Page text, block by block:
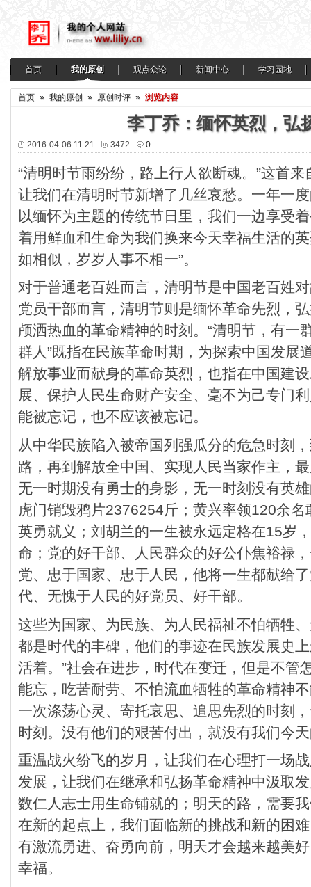
首页 我的原创 观点众论 新闻中心 学习园地
首页 » 我的原创 » 原创时评 » 浏览内容
李丁乔：缅怀英烈，弘
2016-04-06 11:21 3472 0
“清明时节雨纷纷，路上行人欲断魂。”这首
让我们在清明时节新增了几丝哀愁。一年一
以缅怀为主题的传统节日里，我们一边享受
着用鲜血和生命为我们换来今天幸福生活的
如相似，岁岁人事不相一”。
对于普通老百姓而言，清明节是中国老百姓
党员干部而言，清明节则是缅怀革命先烈，
颅洒热血的革命精神的时刻。“清明节，有一
群人”既指在民族革命时期，为探索中国发展
解放事业而献身的革命英烈，也指在中国建
展、保护人民生命财产安全、毫不为己专门
能被忘记，也不应该被忘记。
从中华民族陷入被帝国列强瓜分的危急时刻
路，再到解放全中国、实现人民当家作主，
无一时期没有勇士的身影，无一时刻没有英
虎门销毁鸦片2376254斤；黄兴率领120余
英勇就义；刘胡兰的一生被永远定格在15岁
命；党的好干部、人民群众的好公仆焦裕禄
党、忠于国家、忠于人民，他将一生都献给
代、无愧于人民的好党员、好干部。
这些为国家、为民族、为人民福祉不怕牺牲
都是时代的丰碑，他们的事迹在民族发展史
活着。”社会在进步，时代在变迁，但是不管
能忘，吃苦耐劳、不怕流血牺牲的革命精神
一次涤荡心灵、寄托哀思、追思先烈的时刻
时刻。没有他们的艰苦付出，就没有我们今
重温战火纷飞的岁月，让我们在心理打一场
发展，让我们在继承和弘扬革命精神中汲取
数仁人志士用生命铺就的；明天的路，需要
在新的起点上，我们面临新的挑战和新的困
有激流勇进、奋勇向前，明天才会越来越美
幸福。